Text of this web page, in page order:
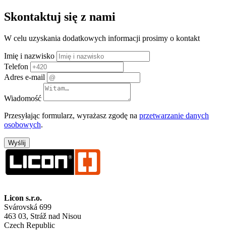
Skontaktuj się z nami
W celu uzyskania dodatkowych informacji prosimy o kontakt
Imię i nazwisko
Telefon
Adres e-mail
Wiadomość
Przesyłając formularz, wyrażasz zgodę na przetwarzanie danych
osobowych.
Licon s.r.o.
Svárovská 699
463 03, Stráž nad Nisou
Czech Republic